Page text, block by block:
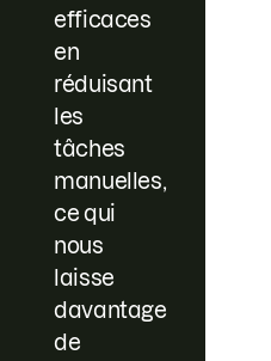
efficaces
en
réduisant
les
tâches
manuelles,
ce qui
nous
laisse
davantage
de